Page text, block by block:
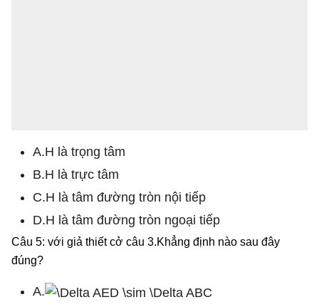
A.H là trọng tâm
B.H là trực tâm
C.H là tâm đường tròn nội tiếp
D.H là tâm đường tròn ngoại tiếp
Câu 5: với giả thiết cở câu 3.Khẳng định nào sau đây
đúng?
A.